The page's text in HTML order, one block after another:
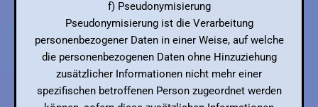
f) Pseudonymisierung
Pseudonymisierung ist die Verarbeitung
personenbezogener Daten in einer Weise, auf welche
die personenbezogenen Daten ohne Hinzuziehung
zusätzlicher Informationen nicht mehr einer
spezifischen betroffenen Person zugeordnet werden